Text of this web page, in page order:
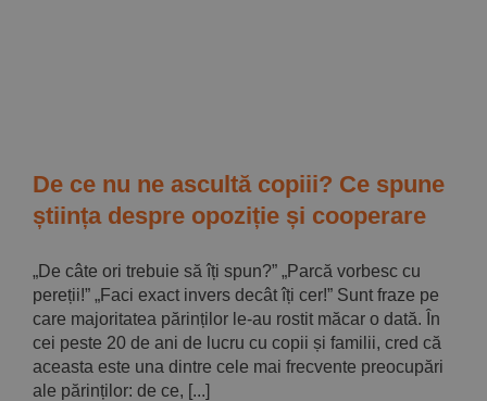
De ce nu ne ascultă copiii? Ce spune
știința despre opoziție și cooperare
„De câte ori trebuie să îți spun?” „Parcă vorbesc cu
pereții!” „Faci exact invers decât îți cer!” Sunt fraze pe
care majoritatea părinților le-au rostit măcar o dată. În
cei peste 20 de ani de lucru cu copii și familii, cred că
aceasta este una dintre cele mai frecvente preocupări
ale părinților: de ce, [...]